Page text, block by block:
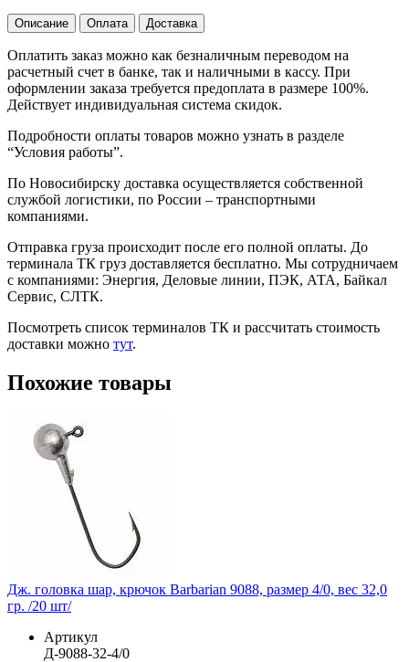
Описание Оплата Доставка
Оплатить заказ можно как безналичным переводом на
расчетный счет в банке, так и наличными в кассу. При
оформлении заказа требуется предоплата в размере 100%.
Действует индивидуальная система скидок.
Подробности оплаты товаров можно узнать в разделе
“Условия работы”.
По Новосибирску доставка осуществляется собственной
службой логистики, по России – транспортными
компаниями.
Отправка груза происходит после его полной оплаты. До
терминала ТК груз доставляется бесплатно. Мы сотрудничаем
с компаниями: Энергия, Деловые линии, ПЭК, АТА, Байкал
Сервис, СЛТК.
Посмотреть список терминалов ТК и рассчитать стоимость
доставки можно тут.
Похожие товары
Дж. головка шар, крючок Barbarian 9088, размер 4/0, вес 32,0
гр. /20 шт/
Артикул
Д-9088-32-4/0